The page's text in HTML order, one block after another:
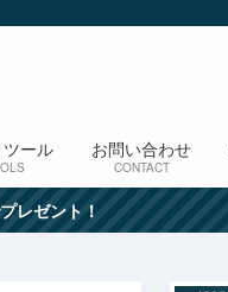
ール お問い合わせ
CONTACT
レゼント！